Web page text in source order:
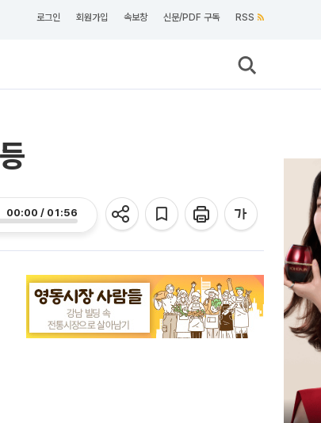
로그인 회원가입 속보창 신문/PDF 구독 RSS
00:00 / 01:56